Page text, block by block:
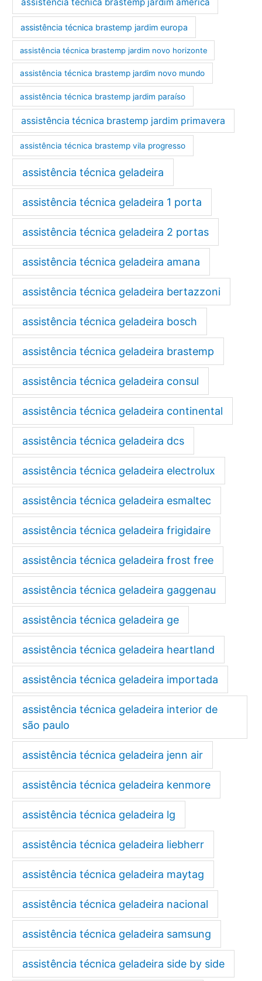
assistência técnica brastemp jardim europa
assistência técnica brastemp jardim novo horizonte
assistência técnica brastemp jardim novo mundo
assistência técnica brastemp jardim paraíso
assistência técnica brastemp jardim primavera
assistência técnica brastemp vila progresso
assistência técnica geladeira
assistência técnica geladeira 1 porta
assistência técnica geladeira 2 portas
assistência técnica geladeira amana
assistência técnica geladeira bertazzoni
assistência técnica geladeira bosch
assistência técnica geladeira brastemp
assistência técnica geladeira consul
assistência técnica geladeira continental
assistência técnica geladeira dcs
assistência técnica geladeira electrolux
assistência técnica geladeira esmaltec
assistência técnica geladeira frigidaire
assistência técnica geladeira frost free
assistência técnica geladeira gaggenau
assistência técnica geladeira ge
assistência técnica geladeira heartland
assistência técnica geladeira importada
assistência técnica geladeira interior de
são paulo
assistência técnica geladeira jenn air
assistência técnica geladeira kenmore
assistência técnica geladeira lg
assistência técnica geladeira liebherr
assistência técnica geladeira maytag
assistência técnica geladeira nacional
assistência técnica geladeira samsung
assistência técnica geladeira side by side